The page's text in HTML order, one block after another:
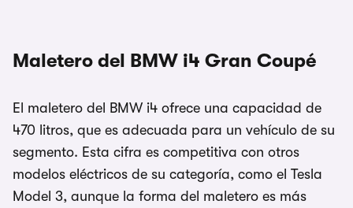
Maletero del BMW i4 Gran Coupé
El maletero del BMW i4 ofrece una capacidad de
470 litros, que es adecuada para un vehículo de su
segmento. Esta cifra es competitiva con otros
modelos eléctricos de su categoría, como el Tesla
Model 3, aunque la forma del maletero es más